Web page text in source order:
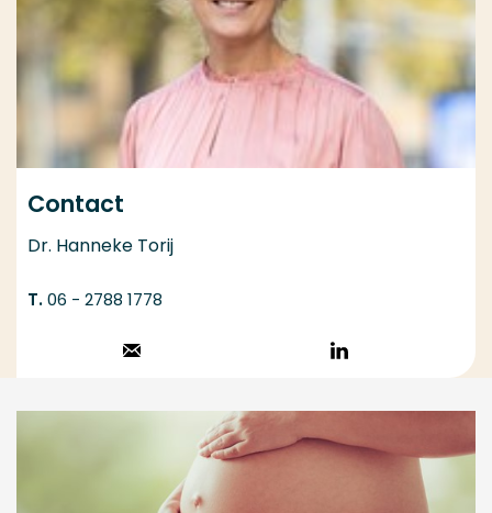
Contact
Dr. Hanneke Torij
06 - 2788 1778
Stuur een email
Volg op